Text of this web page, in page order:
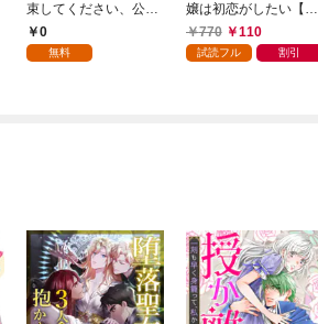
束してください、公爵
様 1話
0
無料
嬢は初恋がしたい【単
行本版】 1巻
770 110
試読フル 割引